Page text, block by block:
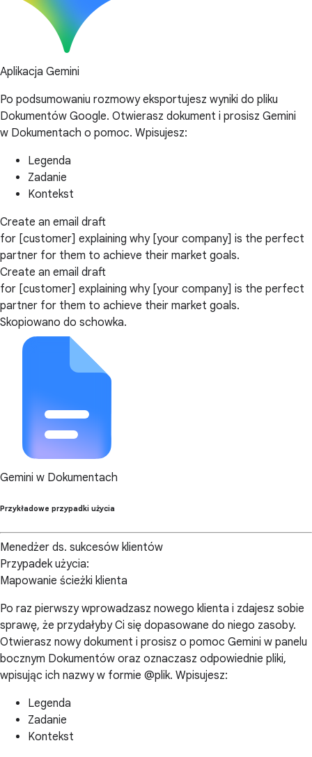
Aplikacja Gemini
Po podsumowaniu rozmowy eksportujesz wyniki do pliku
Dokumentów Google. Otwierasz dokument i prosisz Gemini
w Dokumentach o pomoc. Wpisujesz:
Legenda
Zadanie
Kontekst
Create an email draft
for [customer] explaining why [your company] is the perfect
partner for them to achieve their market goals.
Create an email draft
for [customer] explaining why [your company] is the perfect
partner for them to achieve their market goals.
Skopiowano do schowka.
Gemini w Dokumentach
Przykładowe przypadki użycia
Menedżer ds. sukcesów klientów
Przypadek użycia:
Mapowanie ścieżki klienta
Po raz pierwszy wprowadzasz nowego klienta i zdajesz sobie
sprawę, że przydałyby Ci się dopasowane do niego zasoby.
Otwierasz nowy dokument i prosisz o pomoc Gemini w panelu
bocznym Dokumentów oraz oznaczasz odpowiednie pliki,
wpisując ich nazwy w formie @plik. Wpisujesz:
Legenda
Zadanie
Kontekst